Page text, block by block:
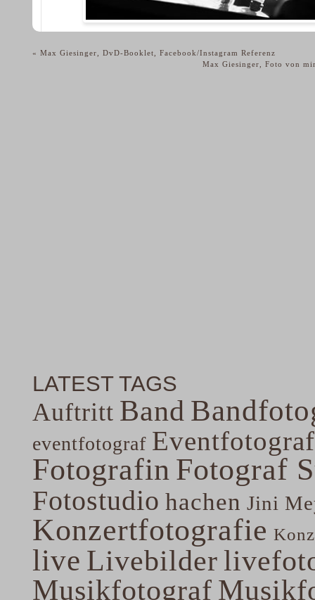
« Max Giesinger, DvD-Booklet, Facebook/Instagram Referenz
Max Giesinger, Foto von
LATEST TAGS
Auftritt Band
eventfotograf
Fotografin Fotograf
Fotostudio hachen Jini
Konzertfotografie
live Livebilder
Musikfotograf